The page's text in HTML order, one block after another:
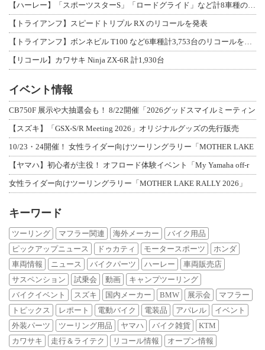
【ハーレー】「スポーツスターS」「ロードグライド」など計8車種のリコールを発表
【トライアンフ】スピードトリプル RX のリコールを発表
【トライアンフ】ボンネビル T100 など6車種計3,753台のリコールを発表
【リコール】カワサキ Ninja ZX-6R 計1,930台
イベント情報
CB750F 展示や大抽選会も！ 8/22開催「2026グッドスマイルミーティン
【スズキ】「GSX-S/R Meeting 2026」オリジナルグッズの先行販売
10/23・24開催！ 女性ライダー向けツーリングラリー「MOTHER LAKE
【ヤマハ】初心者が主役！ オフロード体験イベント「My Yamaha off-r
女性ライダー向けツーリングラリー「MOTHER LAKE RALLY 2026」
キーワード
ツーリング マフラー関連 海外メーカー
バイク用品
ピックアップニュース
ドゥカティ モータースポーツ
ホンダ
車両情報
ニュース バイクパーツ ハーレー
車両販売店
サスペンション
試乗会 動画
キャンプツーリング
バイクイベント
スズキ 国内メーカー BMW 展示会
マフラー
トピックス
レポート 電動バイク 電装品 アパレル
イベント
外装パーツ
ツーリング用品 ヤマハ バイク雑貨
KTM
カワサキ
走行＆ライテク リコール情報 オープン情報